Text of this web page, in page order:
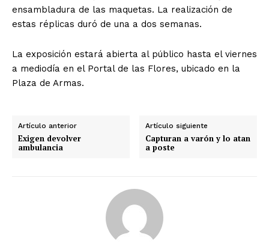
ensambladura de las maquetas. La realización de
estas réplicas duró de una a dos semanas.
La exposición estará abierta al público hasta el viernes
a mediodía en el Portal de las Flores, ubicado en la
Plaza de Armas.
Artículo anterior
Exigen devolver
ambulancia
Artículo siguiente
Capturan a varón y lo atan
a poste